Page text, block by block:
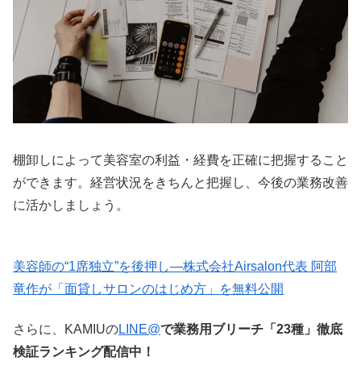
棚卸しによって美容室の利益・経費を正確に把握すること
ができます。経営状況をきちんと把握し、今後の業務改善
に活かしましょう。
美容師の“1席独立”を後押し—株式会社Airsalon代表 阿部
竜作が「面貸しサロンのはじめ方」を無料公開
さらに、KAMIUのLINE@で業務用ブリーチ「23種」徹底
検証ランキング配信中！